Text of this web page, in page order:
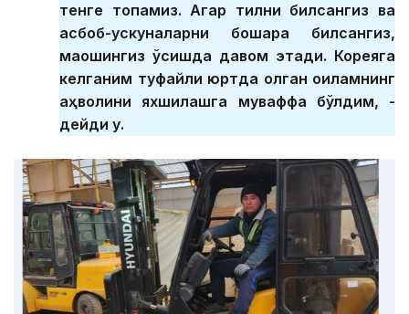
тенге топамиз. Агар тилни билсангиз ва
асбоб-ускуналарни бошқара билсангиз,
маошингиз ўсишда давом этади. Кореяга
келганим туфайли юртда қолган оиламнинг
аҳволини яхшилашга муваффақ бўлдим, -
дейди у.